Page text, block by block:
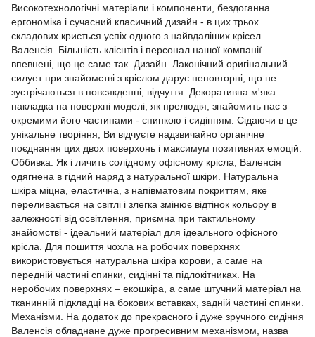
Високотехнологічні матеріали і компоненти, бездоганна
ергономіка і сучасний класичний дизайн - в цих трьох
складових криється успіх одного з найвдаліших крісел
Валенсія. Більшість клієнтів і персонал нашої компанії
впевнені, що це саме так. Дизайн. Лаконічний оригінальний
силует при знайомстві з кріслом дарує неповторні, що не
зустрічаються в повсякденні, відчуття. Декоративна м'яка
накладка на поверхні моделі, як прелюдія, знайомить нас з
окремими його частинами - спинкою і сидінням. Сідаючи в це
унікальне творіння, Ви відчуєте надзвичайно органічне
поєднання цих двох поверхонь і максимум позитивних емоцій.
Оббивка. Як і личить солідному офісному крісла, Валенсія
одягнена в гідний наряд з натуральної шкіри. Натуральна
шкіра міцна, еластична, з напівматовим покриттям, яке
переливається на світлі і злегка змінює відтінок кольору в
залежності від освітлення, приємна при тактильному
знайомстві - ідеальний матеріал для ідеального офісного
крісла. Для пошиття чохла на робочих поверхнях
використовується натуральна шкіра корови, а саме на
передній частині спинки, сидінні та підлокітниках. На
неробочих поверхнях – екошкіра, а саме штучний матеріал на
тканинній підкладці на бокових вставках, задній частині спинки.
Механізми. На додаток до прекрасного і дуже зручного сидіння
Валенсія обладнане дуже прогресивним механізмом, назва